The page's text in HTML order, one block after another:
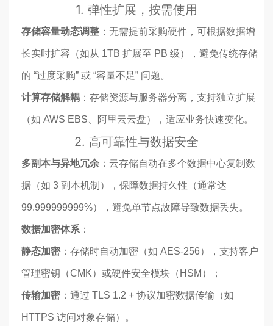
1. 弹性扩展，按需使用
存储容量动态调整 ：无需提前采购硬件，可根据数据增
长实时扩容（如从 1TB 扩展至 PB 级），避免传统存储
的 “过度采购” 或 “容量不足” 问题。
计算存储解耦 ：存储资源与服务器分离，支持独立扩展
（如 AWS EBS、阿里云云盘），适应业务快速变化。
2. 高可靠性与数据安全
多副本与异地冗余 ：云存储自动在多个数据中心复制数
据（如 3 副本机制），保障数据持久性（通常达
99.999999999%），避免单节点故障导致数据丢失。
数据加密体系 ：
静态加密：存储时自动加密（如 AES-256），支持客户
管理密钥（CMK）或硬件安全模块（HSM）；
传输加密：通过 TLS 1.2 + 协议加密数据传输（如
HTTPS 访问对象存储）。